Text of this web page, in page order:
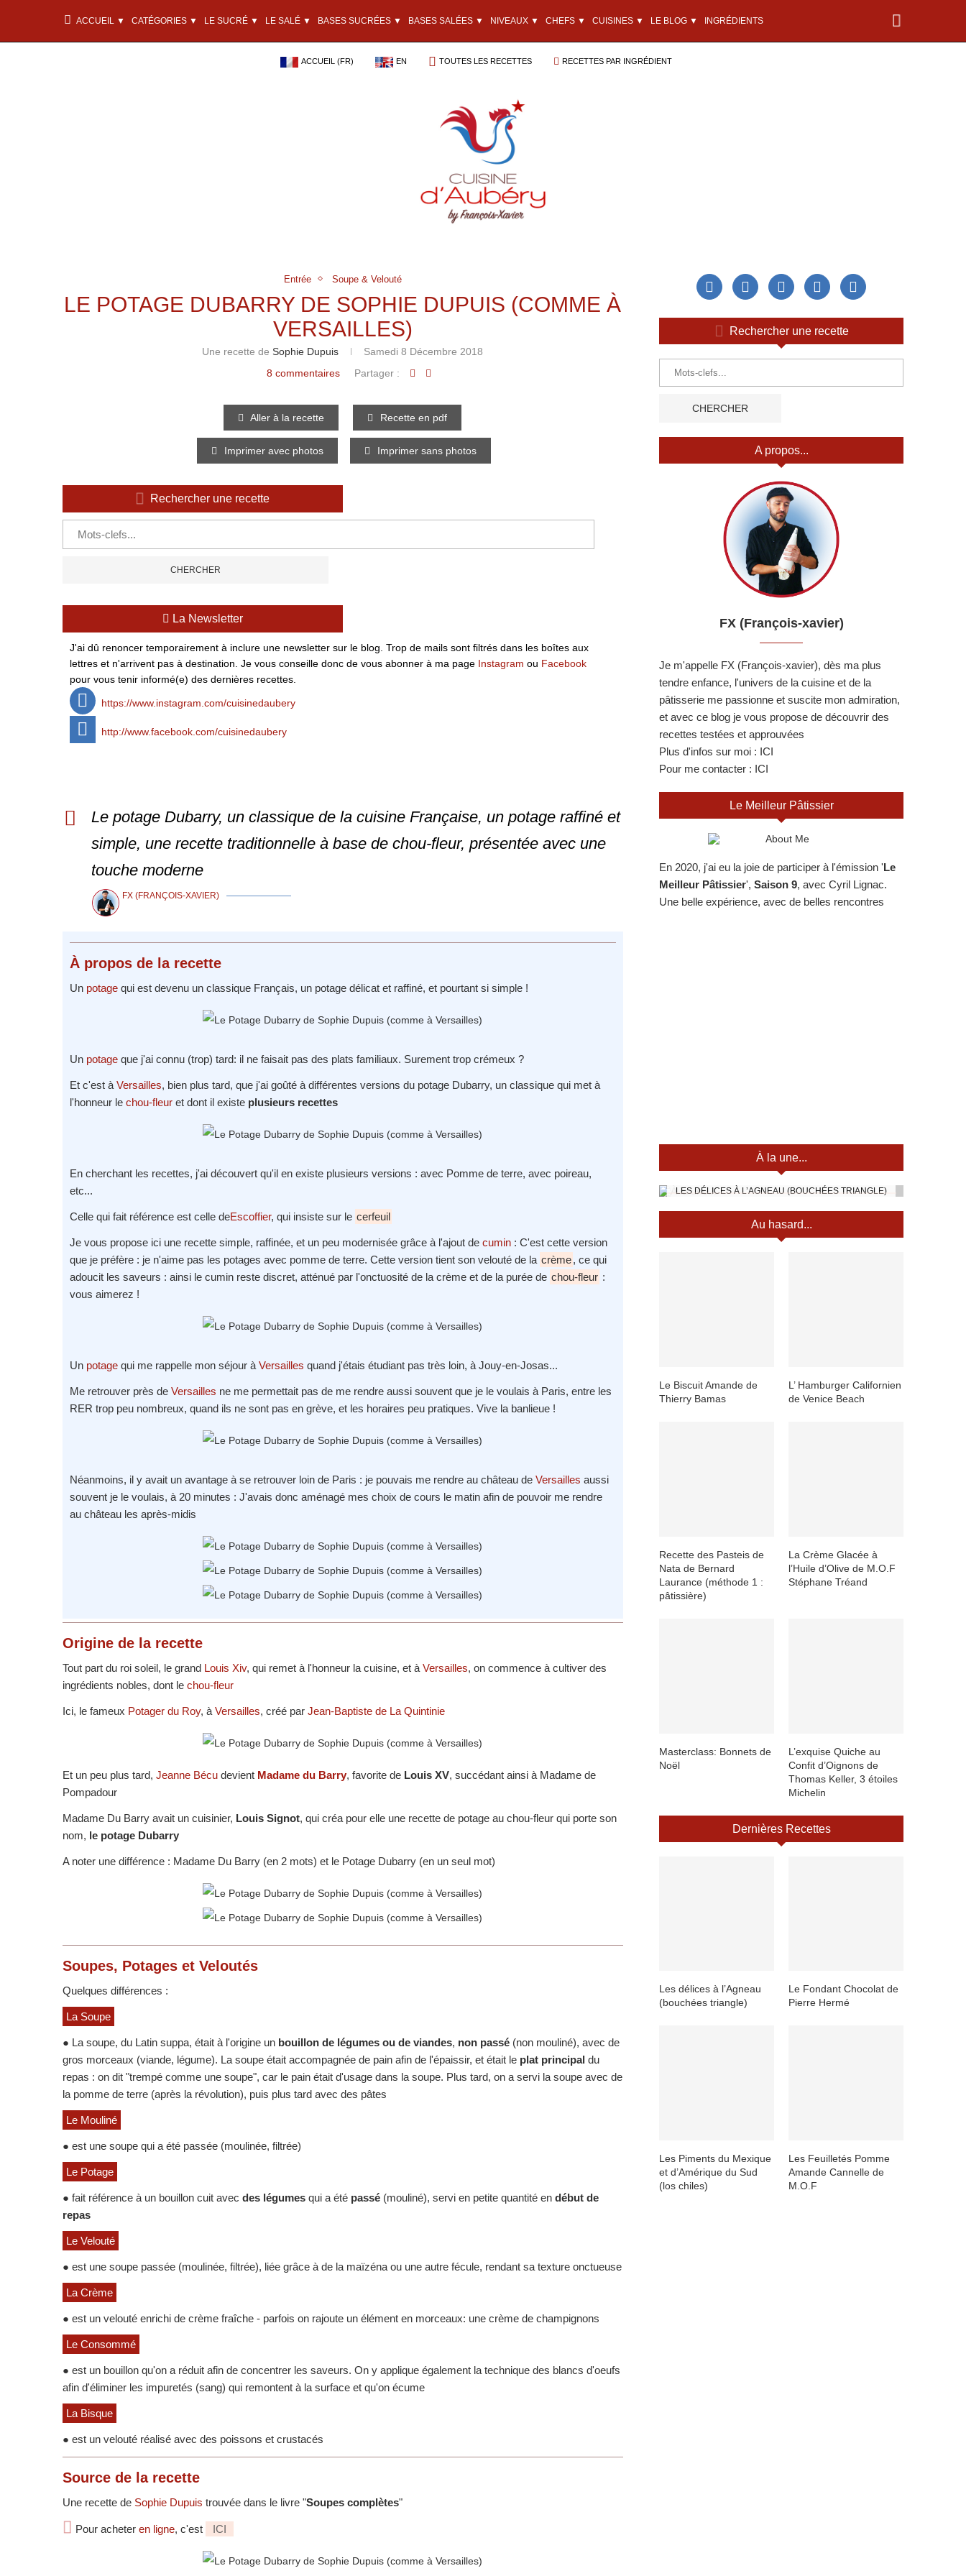
ACCUEIL ▼ CATÉGORIES ▼ LE SUCRÉ ▼ LE SALÉ ▼ BASES SUCRÉES ▼ BASES SALÉES ▼ NIVEAUX ▼ CHEFS ▼ CUISINES ▼ LE BLOG ▼ INGRÉDIENTS
ACCUEIL (FR) EN TOUTES LES RECETTES RECETTES PAR INGRÉDIENT
Entrée Soupe & Velouté
LE POTAGE DUBARRY DE SOPHIE DUPUIS (COMME À
VERSAILLES)
Une recette deSophie Dupuis
Samedi 8 Décembre 2018
8 commentaires
Partager :
Aller à la recette Recette en pdf
Imprimer avec photos Imprimer sans photos
Rechercher une recette
La Newsletter
J'ai dû renoncer temporairement à inclure une newsletter sur le blog. Trop de mails sont filtrés dans les boîtes aux
lettres et n'arrivent pas à destination. Je vous conseille donc de vous abonner à ma page Instagram ou Facebook
pour vous tenir informé(e) des dernières recettes.
https://www.instagram.com/cuisinedaubery
http://www.facebook.com/cuisinedaubery
Le potage Dubarry, un classique de la cuisine Française, un potage raffiné et
simple, une recette traditionnelle à base de chou-fleur, présentée avec une
touche moderne
FX (FRANÇOIS-XAVIER)
À propos de la recette
Un potage qui est devenu un classique Français, un potage délicat et raffiné, et pourtant si simple !
Un potage que j'ai connu (trop) tard: il ne faisait pas des plats familiaux. Surement trop crémeux ?
Et c'est à Versailles, bien plus tard, que j'ai goûté à différentes versions du potage Dubarry, un classique qui met à
l'honneur le chou-fleur et dont il existe plusieurs recettes
En cherchant les recettes, j'ai découvert qu'il en existe plusieurs versions : avec Pomme de terre, avec poireau,
etc...
Celle qui fait référence est celle deEscoffier, qui insiste sur le cerfeuil
Je vous propose ici une recette simple, raffinée, et un peu modernisée grâce à l'ajout de cumin : C'est cette version
que je préfère : je n'aime pas les potages avec pomme de terre. Cette version tient son velouté de la crème, ce qui
adoucit les saveurs : ainsi le cumin reste discret, atténué par l'onctuosité de la crème et de la purée de chou-fleur :
vous aimerez !
Un potage qui me rappelle mon séjour à Versailles quand j'étais étudiant pas très loin, à Jouy-en-Josas...
Me retrouver près de Versailles ne me permettait pas de me rendre aussi souvent que je le voulais à Paris, entre les
RER trop peu nombreux, quand ils ne sont pas en grève, et les horaires peu pratiques. Vive la banlieue !
Néanmoins, il y avait un avantage à se retrouver loin de Paris : je pouvais me rendre au château de Versailles aussi
souvent je le voulais, à 20 minutes : J'avais donc aménagé mes choix de cours le matin afin de pouvoir me rendre
au château les après-midis
Origine de la recette
Tout part du roi soleil, le grand Louis Xiv, qui remet à l'honneur la cuisine, et à Versailles, on commence à cultiver des
ingrédients nobles, dont le chou-fleur
Ici, le fameux Potager du Roy, à Versailles, créé par Jean-Baptiste de La Quintinie
Et un peu plus tard, Jeanne Bécu devient Madame du Barry, favorite de Louis XV, succédant ainsi à Madame de
Pompadour
Madame Du Barry avait un cuisinier, Louis Signot, qui créa pour elle une recette de potage au chou-fleur qui porte son
nom, le potage Dubarry
A noter une différence : Madame Du Barry (en 2 mots) et le Potage Dubarry (en un seul mot)
Soupes, Potages et Veloutés
Quelques différences :
La Soupe
● La soupe, du Latin suppa, était à l'origine un bouillon de légumes ou de viandes, non passé (non mouliné), avec de
gros morceaux (viande, légume). La soupe était accompagnée de pain afin de l'épaissir, et était le plat principal du
repas : on dit "trempé comme une soupe", car le pain était d'usage dans la soupe. Plus tard, on a servi la soupe avec de
la pomme de terre (après la révolution), puis plus tard avec des pâtes
Le Mouliné
● est une soupe qui a été passée (moulinée, filtrée)
Le Potage
● fait référence à un bouillon cuit avec des légumes qui a été passé (mouliné), servi en petite quantité en début de
repas
Le Velouté
● est une soupe passée (moulinée, filtrée), liée grâce à de la maïzéna ou une autre fécule, rendant sa texture onctueuse
La Crème
● est un velouté enrichi de crème fraîche - parfois on rajoute un élément en morceaux: une crème de champignons
Le Consommé
● est un bouillon qu'on a réduit afin de concentrer les saveurs. On y applique également la technique des blancs d'oeufs
afin d'éliminer les impuretés (sang) qui remontent à la surface et qu'on écume
La Bisque
● est un velouté réalisé avec des poissons et crustacés
Source de la recette
Une recette de Sophie Dupuis trouvée dans le livre "Soupes complètes"
Pour acheter en ligne, c'est ICI
Rechercher une recette
A propos...
FX (François-xavier)
Je m'appelle FX (François-xavier), dès ma plus
tendre enfance, l'univers de la cuisine et de la
pâtisserie me passionne et suscite mon admiration,
et avec ce blog je vous propose de découvrir des
recettes testées et approuvées
Plus d'infos sur moi : ICI
Pour me contacter : ICI
Le Meilleur Pâtissier
En 2020, j'ai eu la joie de participer à l'émission 'Le
Meilleur Pâtissier', Saison 9, avec Cyril Lignac.
Une belle expérience, avec de belles rencontres
À la une...
LES DÉLICES À L’AGNEAU (BOUCHÉES TRIANGLE)
Au hasard...
Le Biscuit Amande de
Thierry Bamas
L’ Hamburger Californien
de Venice Beach
Recette des Pasteis de
Nata de Bernard
Laurance (méthode 1 :
pâtissière)
La Crème Glacée à
l’Huile d’Olive de M.O.F
Stéphane Tréand
Masterclass: Bonnets de
Noël
L’exquise Quiche au
Confit d’Oignons de
Thomas Keller, 3 étoiles
Michelin
Dernières Recettes
Les délices à l’Agneau
(bouchées triangle)
Le Fondant Chocolat de
Pierre Hermé
Les Piments du Mexique
et d’Amérique du Sud
(los chiles)
Les Feuilletés Pomme
Amande Cannelle de
M.O.F